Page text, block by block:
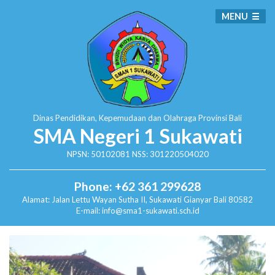
Dinas Pendidikan, Kepemudaan dan Olahraga Provinsi Bali
SMA Negeri 1 Sukawati
NPSN: 50102081 NSS: 301220504020
Phone: +62 361 299628
Alamat: Jalan Lettu Wayan Sutha II, SukawatiGianyar Bali 80582
E-mail: info@sma1-sukawati.sch.id
MENU